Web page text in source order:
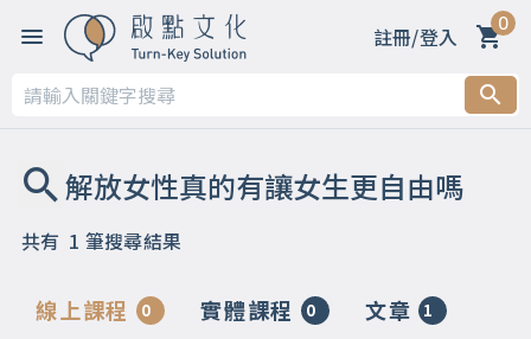
註冊/登入 0
共有 1 筆搜尋結果
線上課程 0 實體課程 0 文章 1